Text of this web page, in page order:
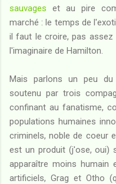
sauvages et au pire
marché : le temps de
il faut le croire, pas assez
l'imaginaire de Hamilton.
Mais parlons un peu
soutenu par trois
confinant au fanatisme,
populations humaines
criminels, noble de coeur
est un produit (j'ose, oui)
apparaître moins humain
artificiels, Grag et Otho